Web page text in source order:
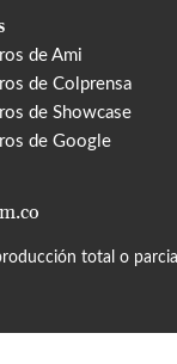
de Ami
de Colprensa
de Showcase
de Google
total o